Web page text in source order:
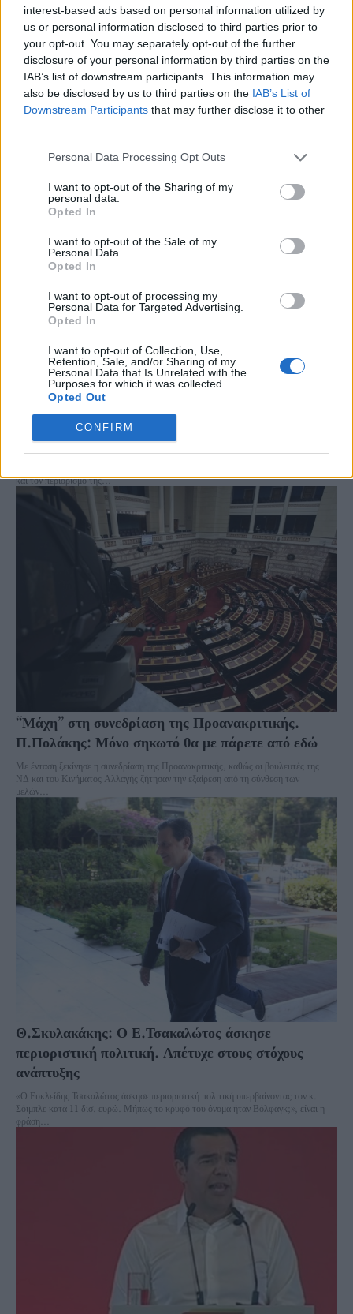
interest-based ads based on personal information utilized by
us or personal information disclosed to third parties prior to
your opt-out. You may separately opt-out of the further
disclosure of your personal information by third parties on the
IAB’s list of downstream participants. This information may
also be disclosed by us to third parties on the IAB’s List of
Downstream Participants that may further disclose it to other
Personal Data Processing Opt Outs
I want to opt-out of the Sharing of my
personal data.
Opted In
I want to opt-out of the Sale of my
Personal Data.
Opted In
I want to opt-out of processing my
Personal Data for Targeted Advertising.
Opted In
I want to opt-out of Collection, Use,
Retention, Sale, and/or Sharing of my
Personal Data that Is Unrelated with the
Purposes for which it was collected.
Opted Out
CONFIRM
Αναθεώρηση: ΝΔ και ΣΥΡΙΖΑ συμφώνησαν σε δύο
άρθρα
Συντάγματος, στην έκτη θεματική ενότητα, που αφορούσε το άρθρο 96 και τη
Α.Βεσυρόπουλος: Μειώσεις φόρων και κοινωνικά
στοχευμένα μέτρα ύψους 1,2 δισ. ευρώ
«Η φορολογική πολιτική που ασκεί η κυβέρνηση έχει αναπτυξιακή διάσταση.
και τον περιορισμό της...
“Μάχη” στη συνεδρίαση της Προανακριτικής.
Π.Πολάκης: Μόνο σηκωτό θα με πάρετε από εδώ
Με ένταση ξεκίνησε η συνεδρίαση της Προανακριτικής, καθώς οι βουλευτές της
ΝΔ και του Κινήματος Αλλαγής ζήτησαν την εξαίρεση από τη σύνθεση των
μελών...
Θ.Σκυλακάκης: Ο Ε.Τσακαλώτος άσκησε
περιοριστική πολιτική. Απέτυχε στους στόχους
ανάπτυξης
«Ο Ευκλείδης Τσακαλώτος άσκησε περιοριστική πολιτική υπερβαίνοντας τον κ.
Σόιμπλε κατά 11 δισ. ευρώ. Μήπως το κρυφό του όνομα ήταν Βόλφαγκ;», είναι η
φράση...